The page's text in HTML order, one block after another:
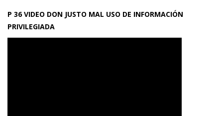
P 36 VIDEO DON JUSTO MAL USO DE INFORMACIÓN
PRIVILEGIADA